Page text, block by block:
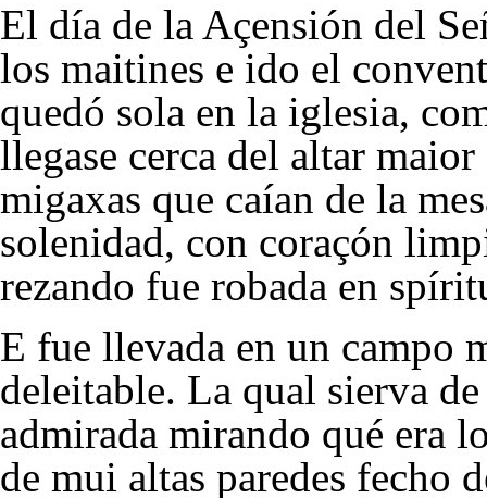
El día de la Açensión del
los maitines e ido el
quedó sola en la iglesia,
llegase cerca del altar
migaxas que caían de la
solenidad, con coraçón
rezando fue robada en
E fue llevada en un campo
deleitable. La qual sierva
admirada mirando qué era
de mui altas paredes fecho